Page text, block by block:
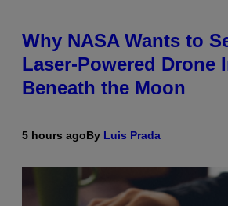
Why NASA Wants to
Laser-Powered Drone
Beneath the Moon
5 hours agoBy Luis Prada